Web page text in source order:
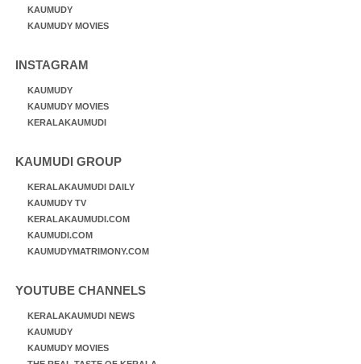
KAUMUDY
KAUMUDY MOVIES
INSTAGRAM
KAUMUDY
KAUMUDY MOVIES
KERALAKAUMUDI
KAUMUDI GROUP
KERALAKAUMUDI DAILY
KAUMUDY TV
KERALAKAUMUDI.COM
KAUMUDI.COM
KAUMUDYMATRIMONY.COM
YOUTUBE CHANNELS
KERALAKAUMUDI NEWS
KAUMUDY
KAUMUDY MOVIES